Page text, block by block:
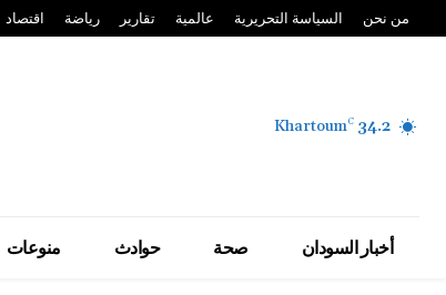
اقتصاد رياضة تقارير عالمية السياسة التحريرية من نحن
34.2
C
Khartoum
أخبار السودان صحة حوادث منوعات